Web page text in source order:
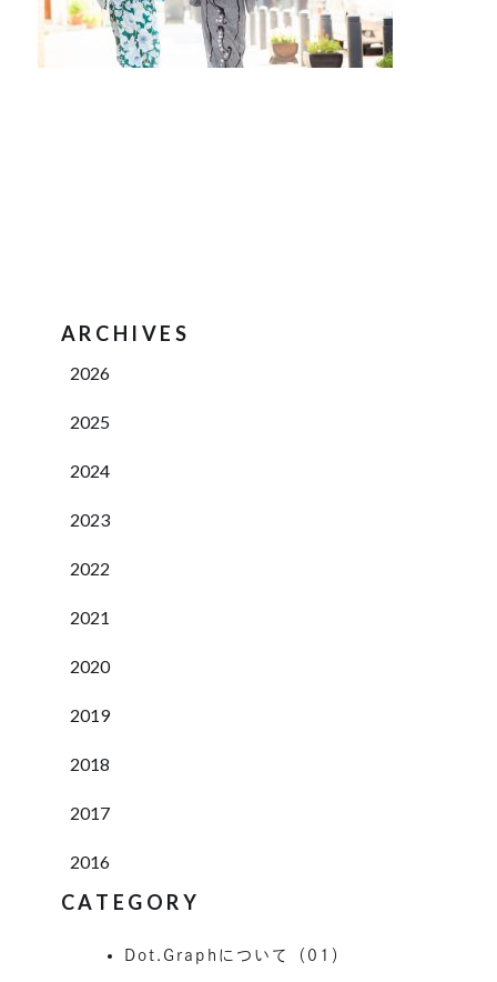
ARCHIVES
2026
2025
2024
2023
2022
2021
2020
2019
2018
2017
2016
CATEGORY
Dot.Graphについて（01）